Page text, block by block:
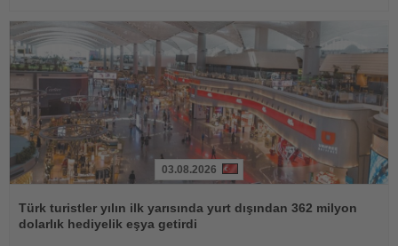
Oku
03.08.2026
Türk turistler yılın ilk yarısında yurt dışından 362 milyon
dolarlık hediyelik eşya getirdi